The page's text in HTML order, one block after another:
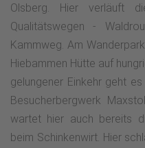
Olsberg. Hier verläuft
Qualitätswegen -
Kammweg. Am
Hiebammen Hütte auf
gelungener Einkehr geht
Besucherbergwerk
wartet hier auch bereits
beim Schinkenwirt. Hier